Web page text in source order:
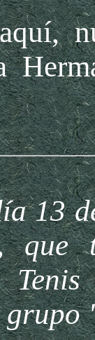
13
que
grupo